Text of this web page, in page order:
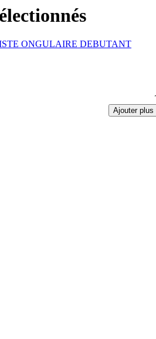
ONGULAIRE DEBUTANT
Ajouter plus